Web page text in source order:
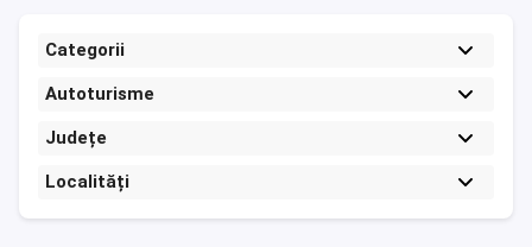
Categorii
Autoturisme
Județe
Localități